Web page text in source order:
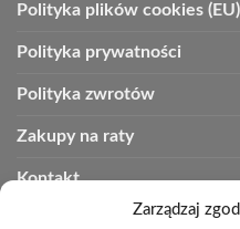
Zarządzaj
Polityka plików cookies (EU)
Polityka prywatności
Polityka zwrotów
Zakupy na raty
Kontakt